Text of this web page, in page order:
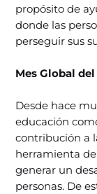
propósito de
donde las
perseguir sus
Mes Global
Desde hace
educación
contribución a
herramienta
generar un
personas. De